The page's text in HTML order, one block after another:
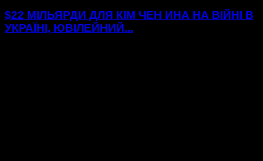
$22 МІЛЬЯРДИ ДЛЯ КІМ ЧЕН ИНА НА ВІЙНІ В
УКРАЇНІ, ЮВІЛЕЙНИЙ...